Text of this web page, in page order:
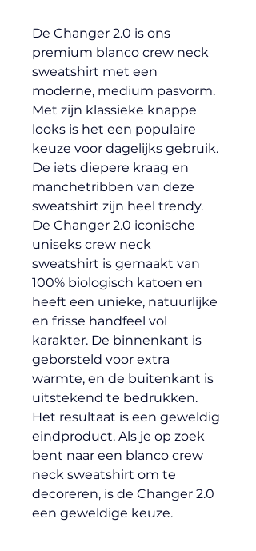
De Changer 2.0 is ons
premium blanco crew neck
sweatshirt met een
moderne, medium pasvorm.
Met zijn klassieke knappe
looks is het een populaire
keuze voor dagelijks gebruik.
De iets diepere kraag en
manchetribben van deze
sweatshirt zijn heel trendy.
De Changer 2.0 iconische
uniseks crew neck
sweatshirt is gemaakt van
100% biologisch katoen en
heeft een unieke, natuurlijke
en frisse handfeel vol
karakter. De binnenkant is
geborsteld voor extra
warmte, en de buitenkant is
uitstekend te bedrukken.
Het resultaat is een geweldig
eindproduct. Als je op zoek
bent naar een blanco crew
neck sweatshirt om te
decoreren, is de Changer 2.0
een geweldige keuze.